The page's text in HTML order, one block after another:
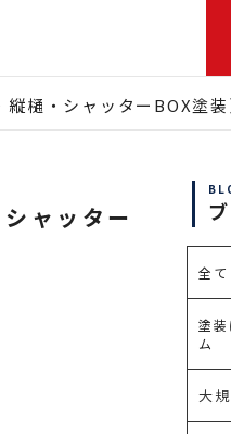
樋・シャッターBOX塗装
ャッター
全て
塗
ム
大